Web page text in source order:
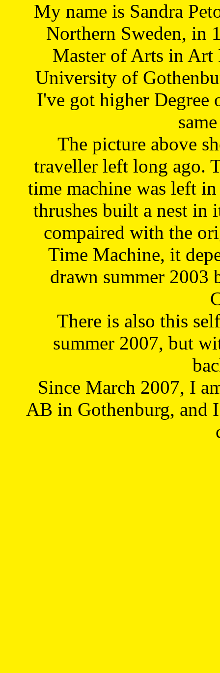
My name is Sandra
Northern Sweden, in
Master of Arts in Art
University of
I've got higher Degree
The picture above
traveller left long ago.
time machine was left
thrushes built a nest in
compaired with the
Time Machine, it
drawn summer 2003
There is also this
summer 2007, but
Since March 2007, I
AB in Gothenburg, and